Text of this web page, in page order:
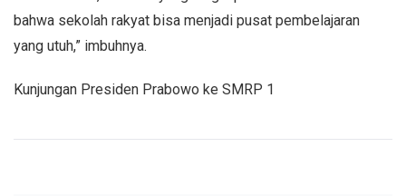
bahwa sekolah rakyat bisa menjadi pusat pembelajaran
yang utuh,” imbuhnya.
Kunjungan Presiden Prabowo ke SMRP 1